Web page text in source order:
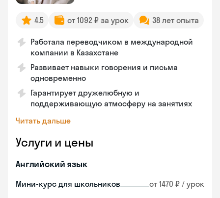
4.5 от 1092 ₽ за урок 38 лет опыта
Работала переводчиком в международной
компании в Казахстане
Развивает навыки говорения и письма
одновременно
Гарантирует дружелюбную и
поддерживающую атмосферу на занятиях
Читать дальше
Услуги и цены
Английский язык
Мини-курс для школьников от 1470 ₽ / урок